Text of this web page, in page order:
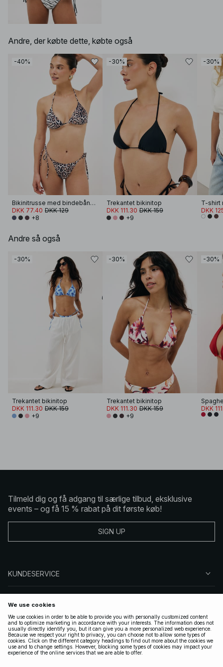
Andre, der købte dette, købte også
-40%
Bikinitrusse med bindebånd i siden
DKK 77.40 DKK 129
+8
-30%
Trekantet bikinitop
DKK 111.30 DKK 159
+9
-30%
T-shirt
DKK
Andre så også
-30%
Trekantet bikinitop
DKK 111.30 DKK 159
+9
-30%
Trekantet bikinitop
DKK 111.30 DKK 159
+9
-30%
DKK
Tilmeld dig og få adgang til særlige tilbud, eksklusive
events – og få 15 % rabat på dit første køb!
SIGN UP
KUNDESERVICE
FØLG OS
GYLDIGE